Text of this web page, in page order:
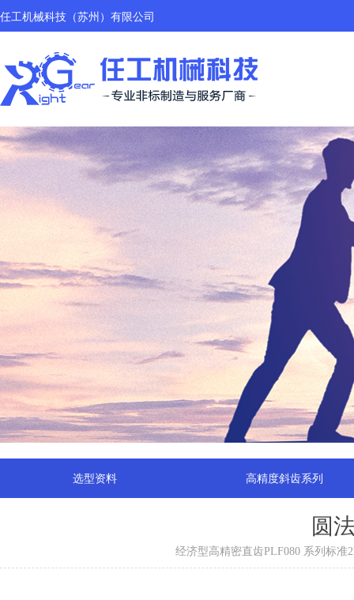
任工机械科技（苏州）有限公司
圆
经济型高精密直齿PLF080 系列标
选型资料 高精度斜齿系列